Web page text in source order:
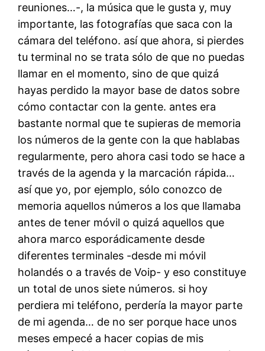
reuniones…-, la música que le gusta y, muy
importante, las fotografías que saca con la
cámara del teléfono. así que ahora, si pierdes
tu terminal no se trata sólo de que no puedas
llamar en el momento, sino de que quizá
hayas perdido la mayor base de datos sobre
cómo contactar con la gente. antes era
bastante normal que te supieras de memoria
los números de la gente con la que hablabas
regularmente, pero ahora casi todo se hace a
través de la agenda y la marcación rápida…
así que yo, por ejemplo, sólo conozco de
memoria aquellos números a los que llamaba
antes de tener móvil o quizá aquellos que
ahora marco esporádicamente desde
diferentes terminales -desde mi móvil
holandés o a través de Voip- y eso constituye
un total de unos siete números. si hoy
perdiera mi teléfono, perdería la mayor parte
de mi agenda… de no ser porque hace unos
meses empecé a hacer copias de mis